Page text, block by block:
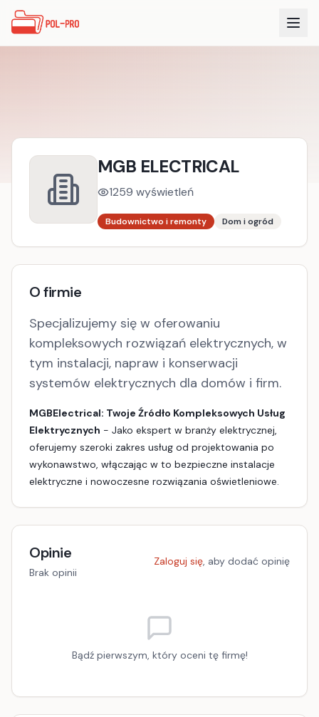
MGB ELECTRICAL
1259 wyświetleń
Budownictwo i remonty Dom i ogród
O firmie
Specjalizujemy się w oferowaniu
kompleksowych rozwiązań elektrycznych, w
tym instalacji, napraw i konserwacji
systemów elektrycznych dla domów i firm.
MGBElectrical: Twoje Źródło Kompleksowych Usług
Elektrycznych - Jako ekspert w branży elektrycznej,
oferujemy szeroki zakres usług od projektowania po
wykonawstwo, włączając w to bezpieczne instalacje
elektryczne i nowoczesne rozwiązania oświetleniowe.
Opinie
Brak opinii
Zaloguj się, aby dodać opinię
Bądź pierwszym, który oceni tę firmę!